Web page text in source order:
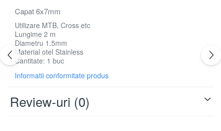
Capat 6x7mm
Utilizare MTB, Cross etc
Lungime 2 m
Diametru 1.5mm
Material otel Stainless
Cantitate: 1 buc
Informatii conformitate produs
Review-uri (0)